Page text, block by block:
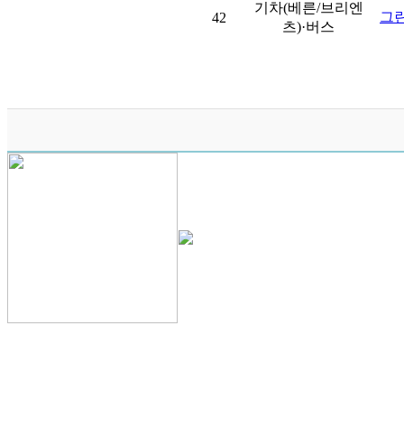
42
기차(베른/브리엔
츠)·버스
그